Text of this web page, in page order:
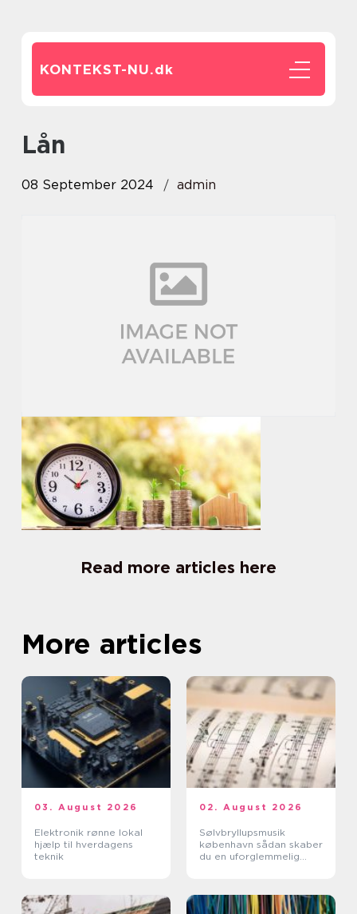
KONTEKST-NU.dk
Lån
08 September 2024 admin
Read more articles here
More articles
03. August 2026
Elektronik rønne lokal
hjælp til hverdagens
teknik
02. August 2026
Sølvbryllupsmusik
københavn sådan skaber
du en uforglemmelig